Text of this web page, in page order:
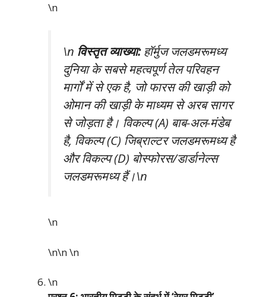
\n
\n विस्तृत व्याख्या:हॉर्मुज जलडमरूमध्य
दुनिया के सबसे महत्वपूर्ण तेल परिवहन
मार्गों में से एक है, जो फारस की खाड़ी को
ओमान की खाड़ी के माध्यम से अरब सागर
से जोड़ता है। विकल्प (A) बाब-अल-मंडेब
है, विकल्प (C) जिब्राल्टर जलडमरूमध्य है
और विकल्प (D) बोस्फोरस/डार्डानेल्स
जलडमरूमध्य हैं।\n
\n
\n\n\n
\n